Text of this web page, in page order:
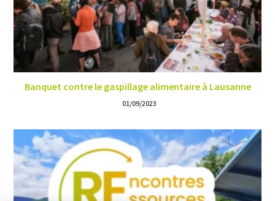
Banquet contre le gaspillage alimentaire à Lausanne
01/09/2023